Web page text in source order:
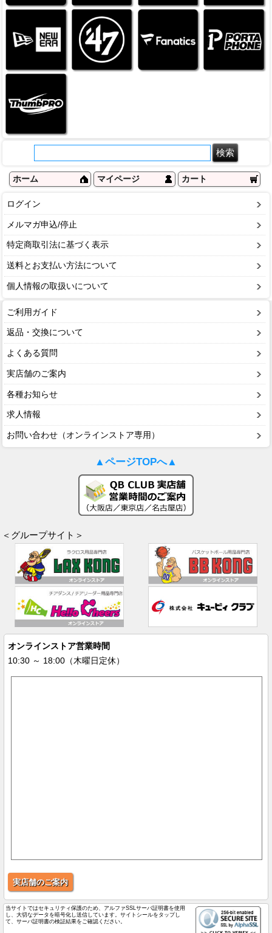
ホーム マイページ カート
ログイン
メルマガ申込/停止
特定商取引法に基づく表示
送料とお支払い方法について
個人情報の取扱いについて
ご利用ガイド
返品・交換について
よくある質問
実店舗のご案内
各種お知らせ
求人情報
お問い合わせ（オンラインストア専用）
▲ページTOPへ▲
＜グループサイト＞
オンラインストア営業時間
10:30 ～ 18:00（木曜日定休）
実店舗のご案内
当サイトではセキュリティ保護のため、アルファSSLサーバ証明書を使用
し、大切なデータを暗号化し送信しています。サイトシールをタップし
て、サーバ証明書の検証結果をご確認ください。